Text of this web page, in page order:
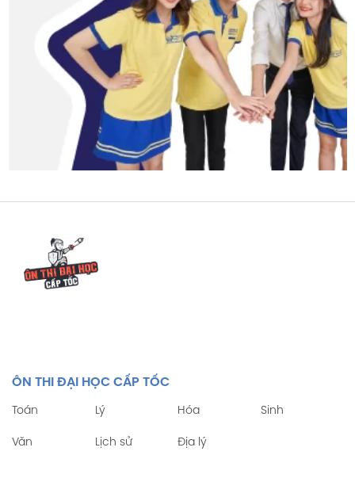
ÔN THI ĐẠI HỌC CẤP TỐC
Toán Lý Hóa Sinh
Văn Lịch sử Địa lý